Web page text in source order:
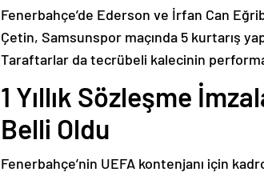
Fenerbahçe’de Ederson ve İrfan Can
Çetin, Samsunspor maçında 5 kurtarış
Taraftarlar da tecrübeli kalecinin
1 Yıllık Sözleşme
Belli Oldu
Fenerbahçe’nin UEFA kontenjanı için